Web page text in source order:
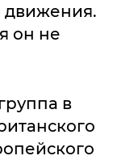
движения.
он не
в